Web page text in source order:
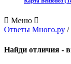
Меню
Ответы Много.ру /
Найди отличия -